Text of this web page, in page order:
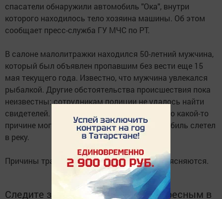
спасатели обнаружили автомобиль "Ока", внутри
которого находилось тело хозяина машины. Об этом
сообщает пресс-служба ГУ МЧС по РТ.
В салоне малолитражки находился 50-летний мужчина,
который был объявлен пропавшим без вести еще 15
мая текущего года. Известно, что мужчина увлекался
рыбалкой. Другие обстоятельства происшествия пока
неизвестны: сотрудникам полиции не удалось найти
свидетелей. По одной из версий, водитель по какой-то
причине мог потерять управление, и автомобиль слетел
в реку.
Причины трагедии в настоящий момент выясняются.
Следите за самым важным и интересным в